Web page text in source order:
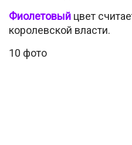
Фиолетовый цвет
королевской власти.
10 фото